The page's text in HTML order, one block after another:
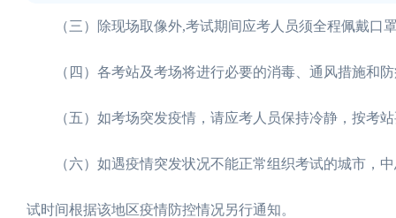
（三）除现场取像外,考试期间应考人员须全程佩戴口
（四）各考站及考场将进行必要的消毒、通风措施和防
（五）如考场突发疫情，请应考人员保持冷静，按考站
（六）如遇疫情突发状况不能正常组织考试的城市，中
试时间根据该地区疫情防控情况另行通知。